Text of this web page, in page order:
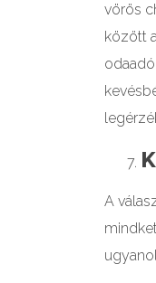
vörös
között
A